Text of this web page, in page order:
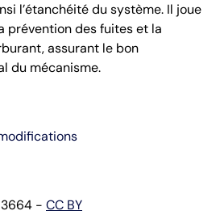
l’étanchéité du système. Il joue
prévention des fuites et la
assurant le bon
du mécanisme.
- CC BY